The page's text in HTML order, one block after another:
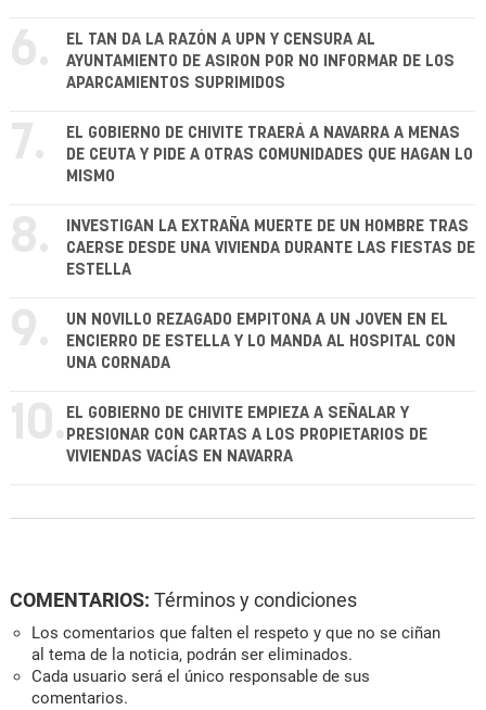
6.
EL TAN DA LA RAZÓN A UPN Y CENSURA AL
AYUNTAMIENTO DE ASIRON POR NO INFORMAR DE LOS
APARCAMIENTOS SUPRIMIDOS
7.
EL GOBIERNO DE CHIVITE TRAERÁ A NAVARRA A MENAS
DE CEUTA Y PIDE A OTRAS COMUNIDADES QUE HAGAN LO
MISMO
8.
INVESTIGAN LA EXTRAÑA MUERTE DE UN HOMBRE TRAS
CAERSE DESDE UNA VIVIENDA DURANTE LAS FIESTAS DE
ESTELLA
9.
UN NOVILLO REZAGADO EMPITONA A UN JOVEN EN EL
ENCIERRO DE ESTELLA Y LO MANDA AL HOSPITAL CON
UNA CORNADA
10. EL GOBIERNO DE CHIVITE EMPIEZA A SEÑALAR Y
PRESIONAR CON CARTAS A LOS PROPIETARIOS DE
VIVIENDAS VACÍAS EN NAVARRA
COMENTARIOS: Términos y condiciones
Los comentarios que falten el respeto y que no se ciñan
al tema de la noticia, podrán ser eliminados.
Cada usuario será el único responsable de sus
comentarios.